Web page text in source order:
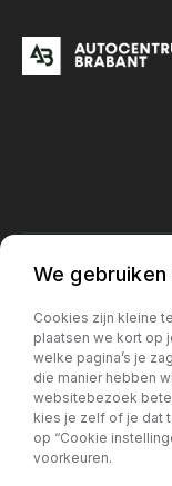
Locatie Breda
076 204 5040
We
Cookies zijn kleine
plaatsen we kort op
welke pagina’s je
die manier hebben
websitebezoek
kies je zelf of je dat
op “Cookie
voorkeuren.